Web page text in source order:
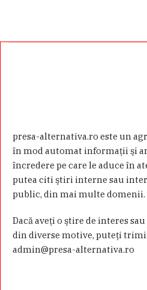
presa-alternativa.ro este un
în mod automat informaţii şi
încredere pe care le aduce în
putea citi ştiri interne sau
public, din mai multe domenii.
Dacă aveţi o ştire de interes
din diverse motive, puteţi
admin@presa-alternativa.ro